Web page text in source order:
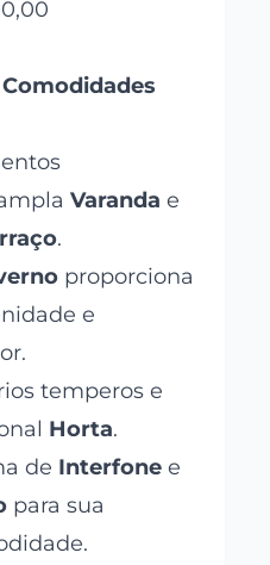
Varanda e
.
proporciona
e
temperos e
Horta.
de Interfone e
para sua